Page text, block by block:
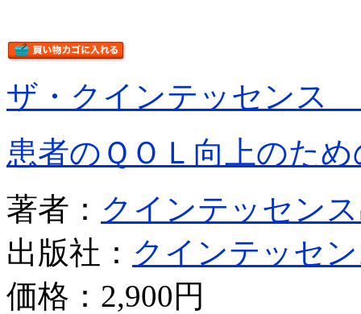
ザ・クインテッセンス
患者のＱＯＬ向上のた
著者： クインテッセン
出版社： クインテッセ
価格： 2,900円